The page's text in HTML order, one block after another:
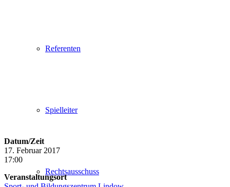
Referenten
Spielleiter
Rechtsausschuss
Datum/Zeit
17. Februar 2017
17:00
Veranstaltungsort